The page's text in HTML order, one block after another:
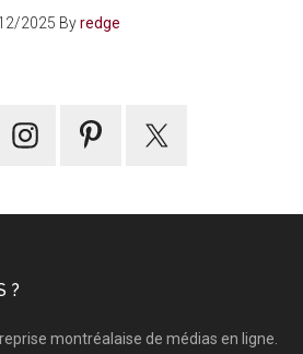
2025 Byredge
?
montréalaise de médias en ligne.